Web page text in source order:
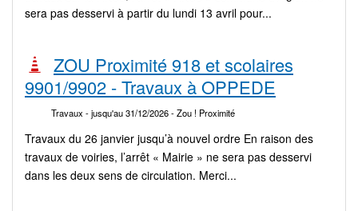
sera pas desservi à partir du lundi 13 avril pour...
ZOU Proximité 918 et scolaires
9901/9902 - Travaux à OPPEDE
Travaux - jusqu'au 31/12/2026- Zou ! Proximité
Travaux du 26 janvier jusqu’à nouvel ordre En raison des
travaux de voiries, l’arrêt « Mairie » ne sera pas desservi
dans les deux sens de circulation. Merci...